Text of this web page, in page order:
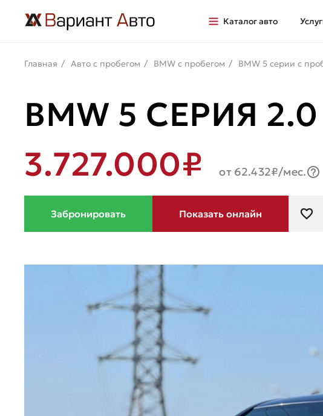
Каталог авто
Главная Авто с пробегом BMW с пробегом BMW 5 серии с
BMW 5 СЕРИЯ
3.727.000₽
от 62.432₽/мес.